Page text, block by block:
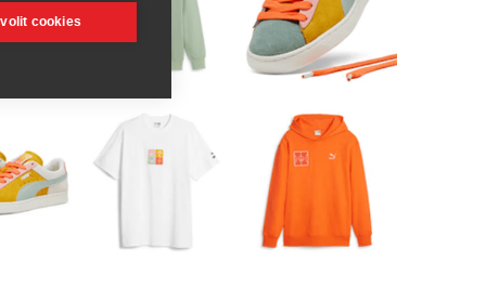
cookies